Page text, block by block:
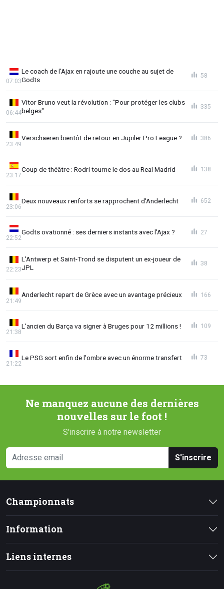
Le coach de l'Ajax en rajoute une couche au sujet de
Godts
07:03
58
Vitor Bruno veut la révolution : "Pour protéger les clubs
belges"
06:44
335
Verschaeren bientôt de retour en Jupiler Pro League ?
23:49
386
Coup de théâtre : Rodri tourne le dos au Real Madrid
23:17
138
Deux nouveaux renforts se rapprochent d'Anderlecht
23:06
652
Godts ovationné : ses derniers instants avec l'Ajax ?
22:52
27
L'Antwerp et Saint-Trond se disputent un ex-joueur de
JPL
22:23
38
Anderlecht repart de Grèce avec un avantage précieux
21:49
166
L'ancien du Barça va signer à Bruges pour 12 millions !
21:38
109
Le PSG sort enfin de l'ombre avec un énorme transfert
21:22
73
Ne manquez aucune des dernières
nouvelles sur le foot !
S'inscrire à notre newsletter
S'inscrire
Championnats
Information
Liens internes